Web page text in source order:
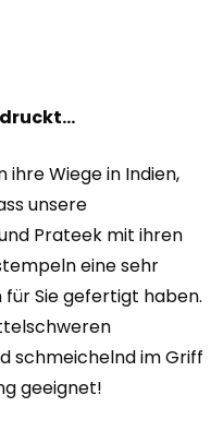
ihre Wiege in Indien,
unsere
Prateek mit ihren
eine sehr
Sie gefertigt haben.
schmeichelnd im Griff
geeignet!